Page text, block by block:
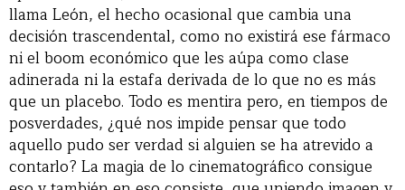
llama León, el hecho ocasional que cambia una
decisión trascendental, como no existirá ese fármaco
ni el boom económico que les aúpa como clase
adinerada ni la estafa derivada de lo que no es más
que un placebo. Todo es mentira pero, en tiempos de
posverdades, ¿qué nos impide pensar que todo
aquello pudo ser verdad si alguien se ha atrevido a
contarlo? La magia de lo cinematográfico consigue